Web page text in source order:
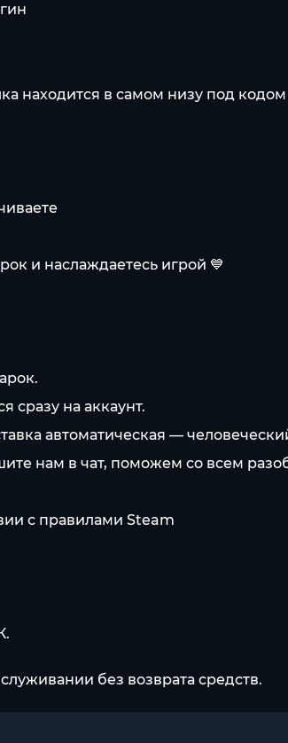
находится в самом низу под кодом
и наслаждаетесь игрой 💙
сразу на аккаунт.
автоматическая —
нам в чат, поможем со всем
с правилами Steam
без возврата средств.